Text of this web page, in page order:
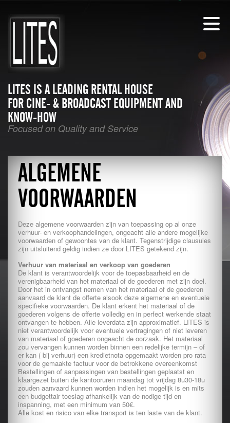
LITES IS A LEADING RENTAL HOUSE
FOR CINE- & BROADCAST EQUIPMENT AND
KNOW-HOW
Focused on Quality and Service
ALGEMENE
VOORWAARDEN
Deze algemene voorwaarden zijn van toepassing op al onze
verhuur- en verkoophandelingen, ongeacht alle andere mogelijke
voorwaarden of gewoontes van de klant. Tegenstrijdige clausules
zijn uitsluitend geldig indien ze door LITES getekend zijn.
Verhuur van materiaal en verkoop van goederen
De klant is verantwoordelijk voor de toepasbaarheid en de
verenigbaarheid van het materiaal of de goederen met zijn doel.
Door het in ontvangst nemen van het materiaal of de goederen
aanvaard de klant de offerte alsook deze algemene en eventuele
specifieke voorwaarden. De klant erkent het materiaal of de
goederen volgens de offerte volledig en in perfect werkende staat
ontvangen te hebben. Alle leverdata zijn approximatief. LITES is
niet verantwoordelijk voor eventuele vertragingen of niet leveren
van materiaal of goederen ongeacht de oorzaak. Het materiaal
zou vervangen kunnen worden binnen een redelijke termijn – of
er kan ( bij verhuur) een kredietnota opgemaakt worden pro rata
voor de gemaakte factuur voor de betrokkene overeenkomst
Bestellingen of aanpassingen van bestellingen geplaatst en
klaargezet buiten de kantooruren maandag tot vrijdag 8u30-18u
zouden aanvaard kunnen worden indien het mogelijk is en mits
een budgettair toeslag afhankelijk van de nodige tijd en
inspanning, met een minimum van 50€.
Alle kost en risico van elke transport is ten laste van de klant.